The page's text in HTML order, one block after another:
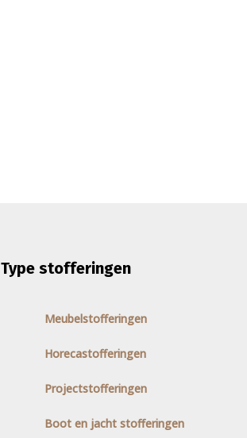
Type stofferingen
Meubelstofferingen
Horecastofferingen
Projectstofferingen
Boot en jacht stofferingen